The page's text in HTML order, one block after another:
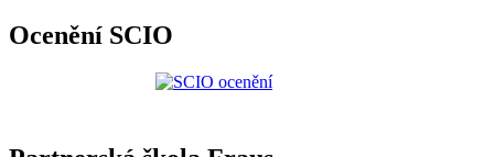
Ocenění SCIO